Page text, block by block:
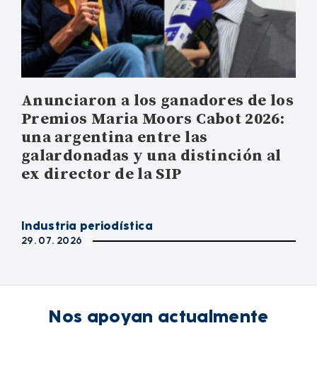
Anunciaron a los ganadores de los
Premios Maria Moors Cabot 2026:
una argentina entre las
galardonadas y una distinción al
ex director de la SIP
Industria periodística
29. 07. 2026
Nos apoyan actualmente